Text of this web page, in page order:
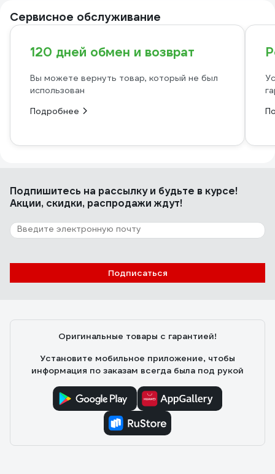
Сервисное обслуживание
120 дней обмен и возврат
Вы можете вернуть товар, который не был
использован
Подробнее
Подпишитесь на рассылкуи будьте в курсе!
Акции, скидки, распродажи ждут!
Подписаться
Оригинальные товары с гарантией!
Установите мобильное приложение, чтобы
информация по заказам всегда была под рукой